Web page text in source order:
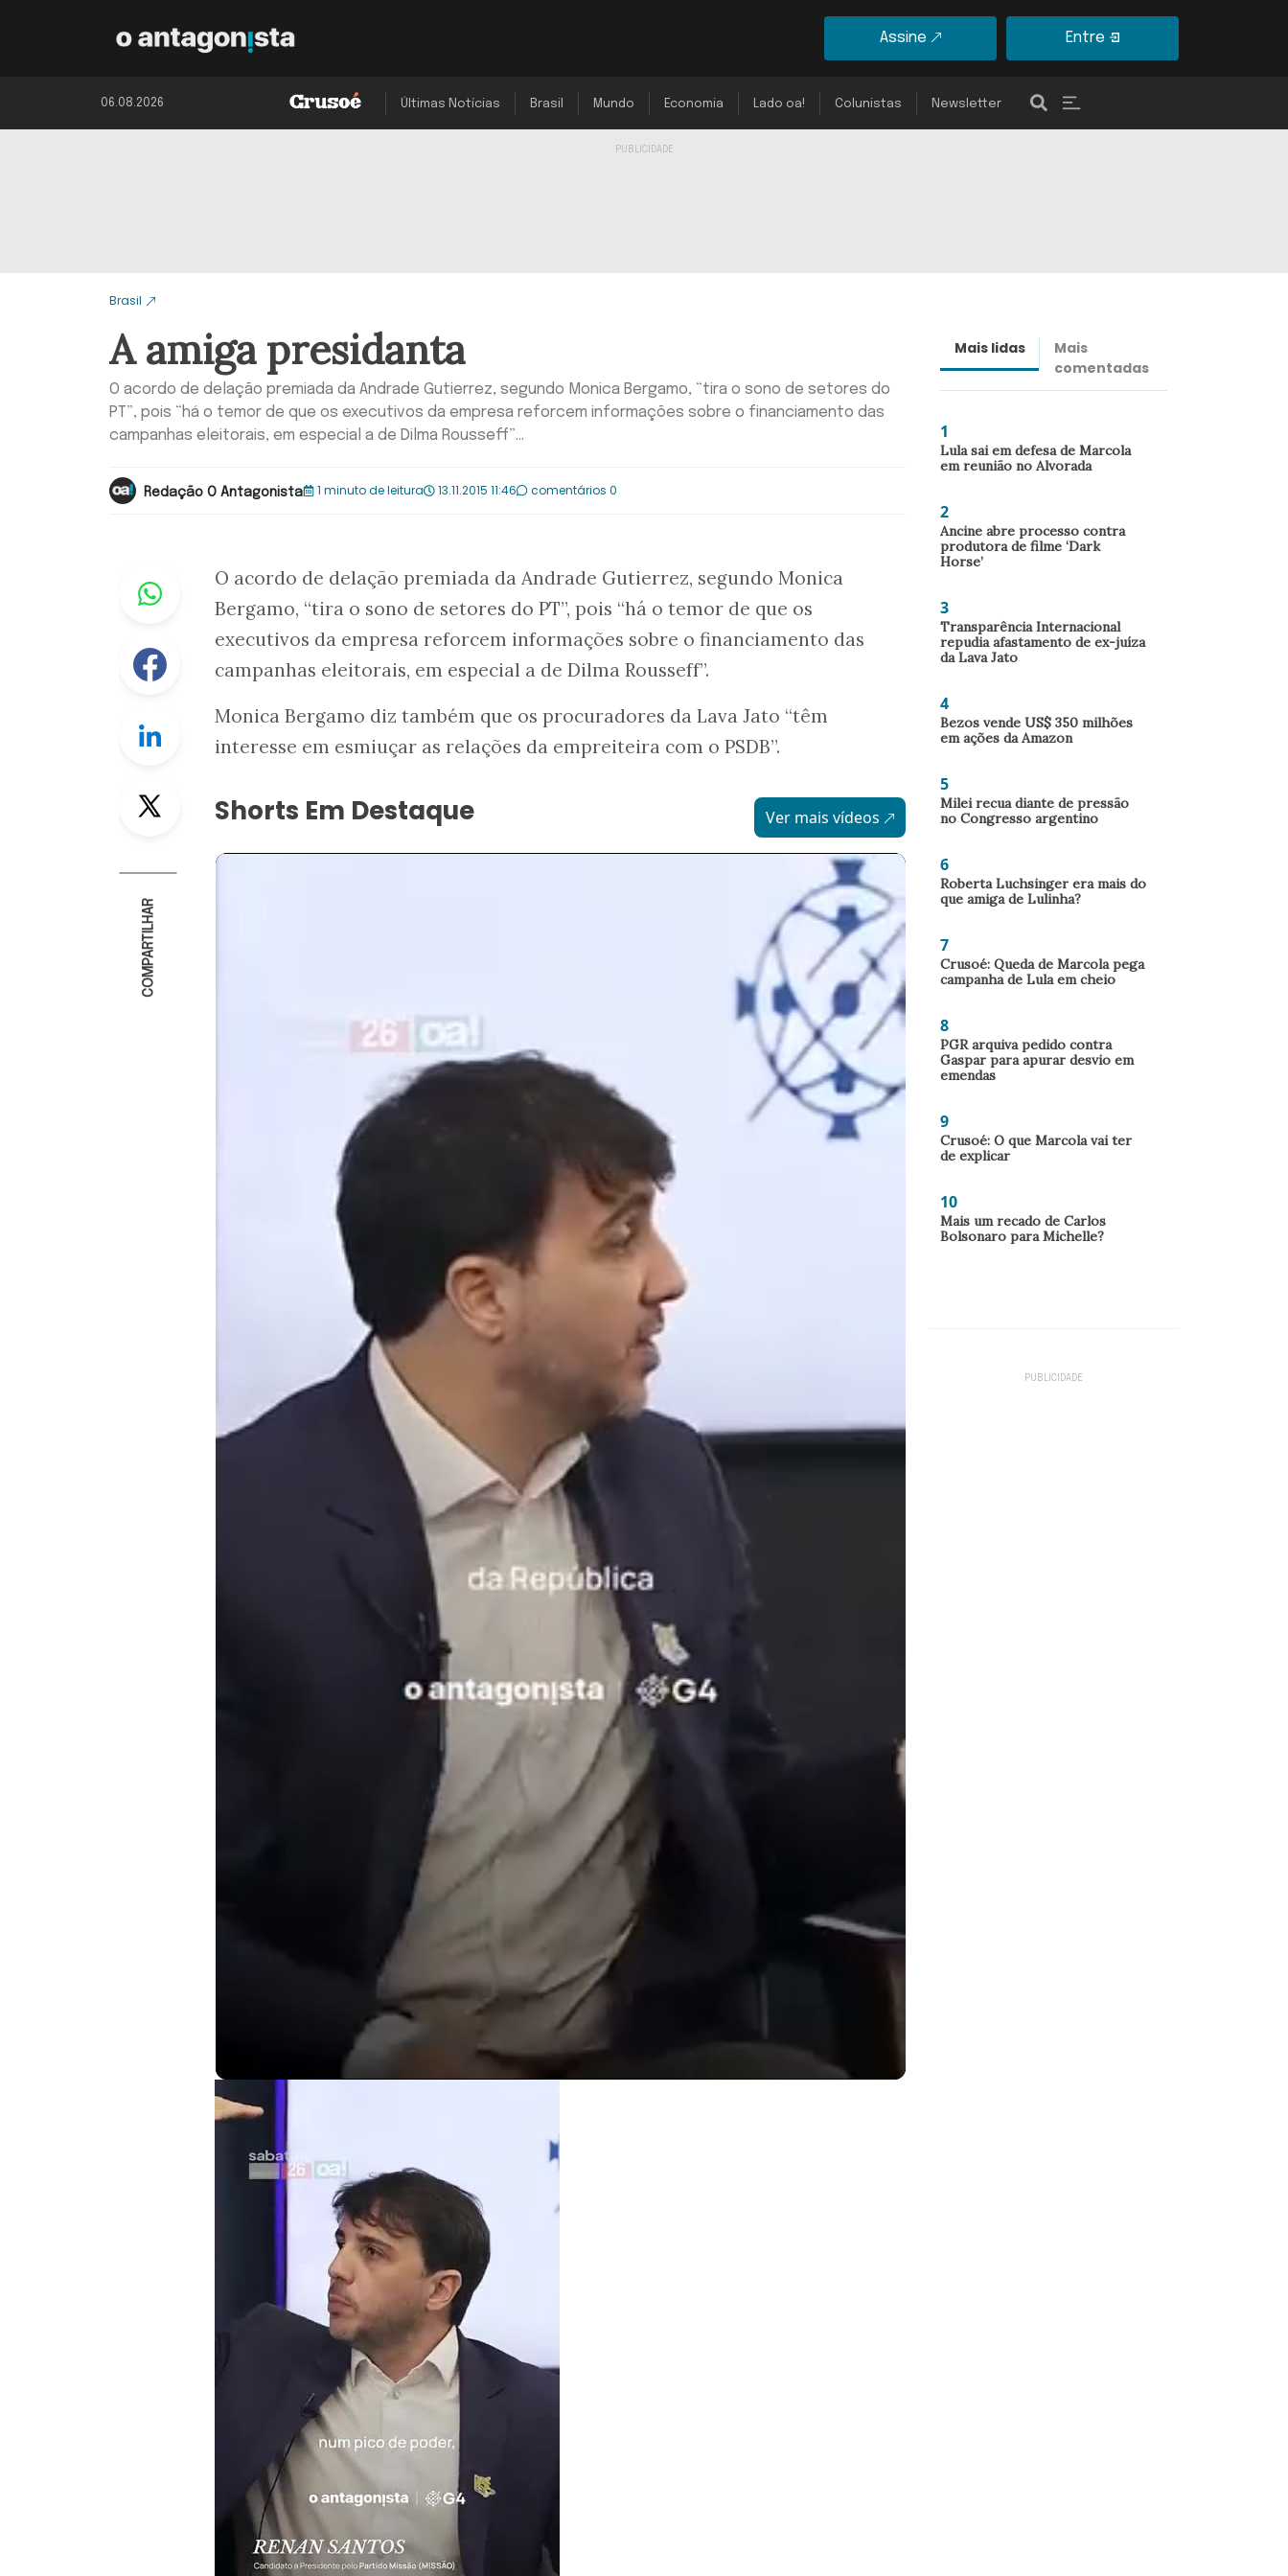
Assine Entre
06.08.2026 Últimas Notícias Brasil Mundo Economia Lado oa! Colunistas Newsletter
Brasil
A amiga presidanta
O acordo de delação premiada da Andrade Gutierrez, segundo Monica Bergamo, “tira o sono de setores do
PT”, pois “há o temor de que os executivos da empresa reforcem informações sobre o financiamento das
campanhas eleitorais, em especial a de Dilma Rousseff”...
Redação O Antagonista 1 minuto de leitura 13.11.2015 11:46 comentários 0
Whastapp
Facebook
Linkedin
COMPARTILHAR
O acordo de delação premiada da Andrade Gutierrez, segundo Monica
Bergamo, “tira o sono de setores do PT”, pois “há o temor de que os
executivos da empresa reforcem informações sobre o financiamento das
campanhas eleitorais, em especial a de Dilma Rousseff”.
Monica Bergamo diz também que os procuradores da Lava Jato “têm
interesse em esmiuçar as relações da empreiteira com o PSDB”.
Shorts Em Destaque Ver mais vídeos
Mais lidas
Mais
comentadas
1
Lula sai em defesa de Marcola
em reunião no Alvorada
2
Ancine abre processo contra
produtora de filme ‘Dark
Horse’
3
Transparência Internacional
repudia afastamento de ex-juíza
da Lava Jato
4
Bezos vende US$ 350 milhões
em ações da Amazon
5
Milei recua diante de pressão
no Congresso argentino
6
Roberta Luchsinger era mais do
que amiga de Lulinha?
7
Crusoé: Queda de Marcola pega
campanha de Lula em cheio
8
PGR arquiva pedido contra
Gaspar para apurar desvio em
emendas
9
Crusoé: O que Marcola vai ter
de explicar
10
Mais um recado de Carlos
Bolsonaro para Michelle?